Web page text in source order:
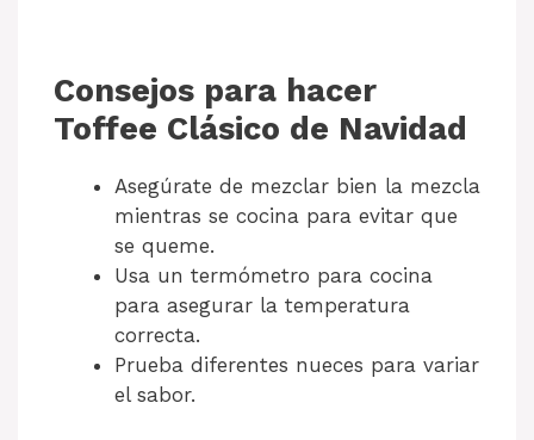
Consejos para hacer
Toffee Clásico de Navidad
Asegúrate de mezclar bien la mezcla
mientras se cocina para evitar que
se queme.
Usa un termómetro para cocina
para asegurar la temperatura
correcta.
Prueba diferentes nueces para variar
el sabor.